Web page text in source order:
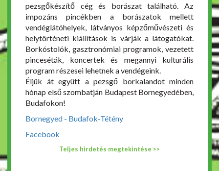
pezsgőkészítő cég és borászat található. Az
impozáns pincékben a borászatok mellett
vendéglátóhelyek, látványos képzőművészeti és
helytörténeti kiállítások is várják a látogatókat.
Borkóstolók, gasztronómiai programok, vezetett
pinceséták, koncertek és megannyi kulturális
program részesei lehetnek a vendégeink.
Éljük át együtt a pezsgő borkalandot minden
hónap első szombatján Budapest Bornegyedében,
Budafokon!
Bornegyed - Budafok-Tétény
Facebook
Teljes hirdetés megtekintése >>